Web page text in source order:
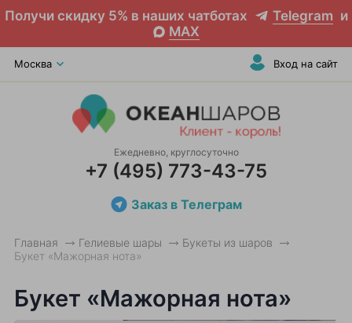
Получи скидку 5% в наших чатботах Telegram и
MAX
Москва Вход на сайт
Ежедневно, круглосуточно
+7 (495) 773-43-75
Заказ в Телеграм
Главная Гелиевые шары
Букеты из шаров
Букет «Мажорная нота»
Букет «Мажорная нота»